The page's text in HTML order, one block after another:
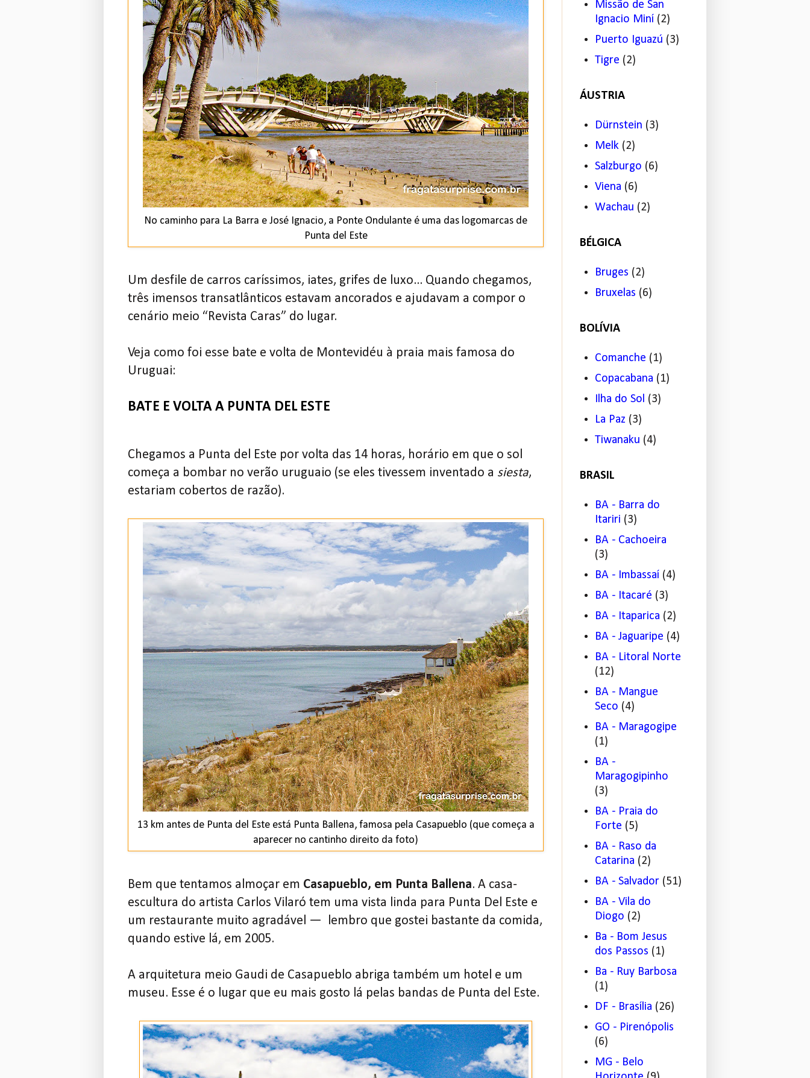
No caminho para La Barra e José Ignacio, a Ponte Ondulante é uma das logomarcas de
Punta del Este
Um desfile de carros caríssimos, iates, grifes de luxo... Quando chegamos,
três imensos transatlânticos estavam ancorados e ajudavam a compor o
cenário meio “Revista Caras” do lugar.
Veja como foi esse bate e volta de Montevidéu à praia mais famosa do
Uruguai:
BATE E VOLTA A PUNTA DEL ESTE
Chegamos a Punta del Este por volta das 14 horas, horário em que o sol
começa a bombar no verão uruguaio (se eles tivessem inventado a siesta,
estariam cobertos de razão).
13 km antes de Punta del Este está Punta Ballena, famosa pela Casapueblo (que começa a
aparecer no cantinho direito da foto)
Bem que tentamos almoçar em Casapueblo, em Punta Ballena. A casa-
escultura do artista Carlos Vilaró tem uma vista linda para Punta Del Este e
um restaurante muito agradável — lembro que gostei bastante da comida,
quando estive lá, em 2005.
A arquitetura meio Gaudi de Casapueblo abriga também um hotel e um
museu. Esse é o lugar que eu mais gosto lá pelas bandas de Punta del Este.
Missão de San
Ignacio Miní (2)
Puerto Iguazú (3)
Tigre (2)
ÁUSTRIA
Dürnstein (3)
Melk (2)
Salzburgo (6)
Viena (6)
Wachau (2)
BÉLGICA
Bruges (2)
Bruxelas (6)
BOLÍVIA
Comanche (1)
Copacabana (1)
Ilha do Sol (3)
La Paz (3)
Tiwanaku (4)
BRASIL
BA - Barra do
Itariri (3)
BA - Cachoeira
(3)
BA - Imbassaí (4)
BA - Itacaré (3)
BA - Itaparica (2)
BA - Jaguaripe (4)
BA - Litoral Norte
(12)
BA - Mangue
Seco (4)
BA - Maragogipe
(1)
BA -
Maragogipinho
(3)
BA - Praia do
Forte (5)
BA - Raso da
Catarina (2)
BA - Salvador (51)
BA - Vila do
Diogo (2)
Ba - Bom Jesus
dos Passos (1)
Ba - Ruy Barbosa
(1)
DF - Brasília (26)
GO - Pirenópolis
(6)
MG - Belo